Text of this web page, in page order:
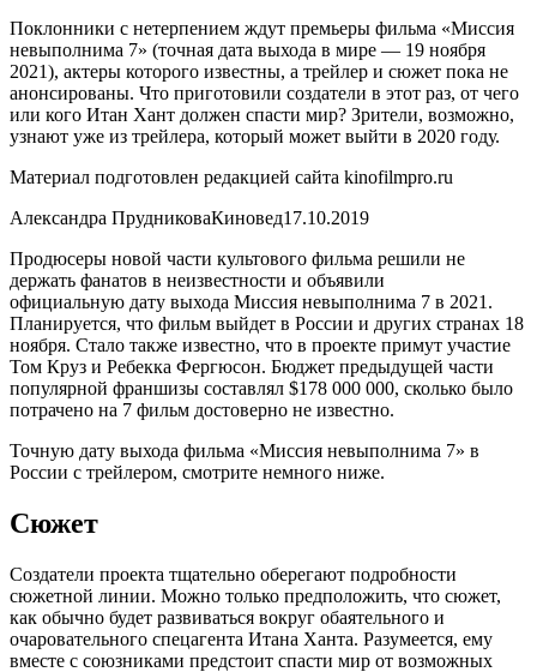
Поклонники с нетерпением ждут премьеры фильма «Миссия
невыполнима 7» (точная дата выхода в мире — 19 ноября
2021), актеры которого известны, а трейлер и сюжет пока не
анонсированы. Что приготовили создатели в этот раз, от чего
или кого Итан Хант должен спасти мир? Зрители, возможно,
узнают уже из трейлера, который может выйти в 2020 году.
Материал подготовлен редакцией сайта kinofilmpro.ru
Александра ПрудниковаКиновед17.10.2019
Продюсеры новой части культового фильма решили не
держать фанатов в неизвестности и объявили
официальную дату выхода Миссия невыполнима 7 в 2021.
Планируется, что фильм выйдет в России и других странах 18
ноября. Стало также известно, что в проекте примут участие
Том Круз и Ребекка Фергюсон. Бюджет предыдущей части
популярной франшизы составлял $178 000 000, сколько было
потрачено на 7 фильм достоверно не известно.
Точную дату выхода фильма «Миссия невыполнима 7» в
России с трейлером, смотрите немного ниже.
Сюжет
Создатели проекта тщательно оберегают подробности
сюжетной линии. Можно только предположить, что сюжет,
как обычно будет развиваться вокруг обаятельного и
очаровательного спецагента Итана Ханта. Разумеется, ему
вместе с союзниками предстоит спасти мир от возможных